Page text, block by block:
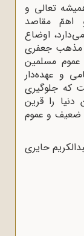
تعالی و
اهمّ مقاصد
اوضاع
مذهب جعفری
مسلمین
و عهده‌دار
که جلوگیری
دنیا را قرین
ضعیف و عموم
حایری